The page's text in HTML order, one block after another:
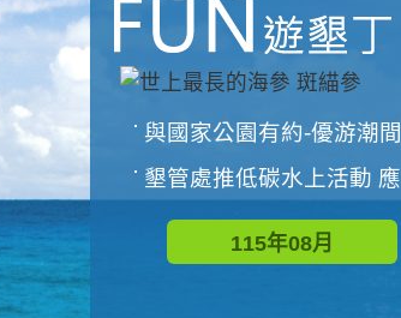
與國家公園有約-優游潮間探險者
墾管處推低碳水上活動 應屆畢業生限額免費參加
115年08月